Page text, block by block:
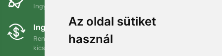
Az oldal sütiket
használ
Ingyenes szállítás a következő összeg felett: 80 EUR
Ingyenes csere és visszaküldés
Rendelését 90 napon belül bármikor visszaküldheti vagy
kicserélheti.